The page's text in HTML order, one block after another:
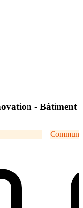
- Bâtiment